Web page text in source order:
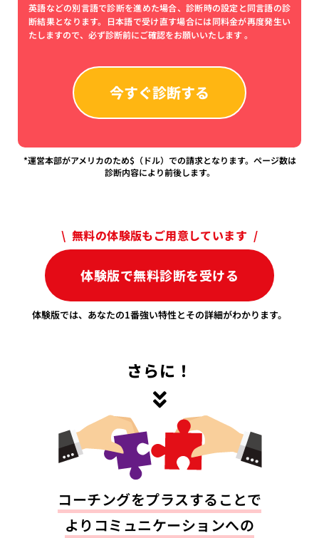
英語などの別言語で診断を進めた場合、診断時の設定と同言語の診
断結果となります。日本語で受け直す場合には同料金が再度発生い
たしますので、必ず診断前にご確認をお願いいたします 。
今すぐ診断する
*運営本部がアメリカのため$（ドル）での請求となります。ページ数は
診断内容により前後します。
\ 無料の体験版もご用意しています /
体験版で無料診断を受ける
体験版では、あなたの1番強い特性とその詳細がわかります。
さらに！
コーチングをプラスすることで
より コミュニケーションへの